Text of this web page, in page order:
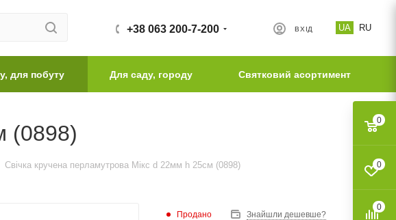
UA RU
ВХІД
+38 063 200-7-200
для побуту Для саду, городу Святковий асортимент
(0898)
Свічка кручена перламутрова Мікс d 22мм h 25см (0898)
Продано Знайшли дешевше?
0
0
0